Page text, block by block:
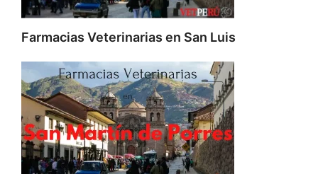
Farmacias Veterinarias en San Luis